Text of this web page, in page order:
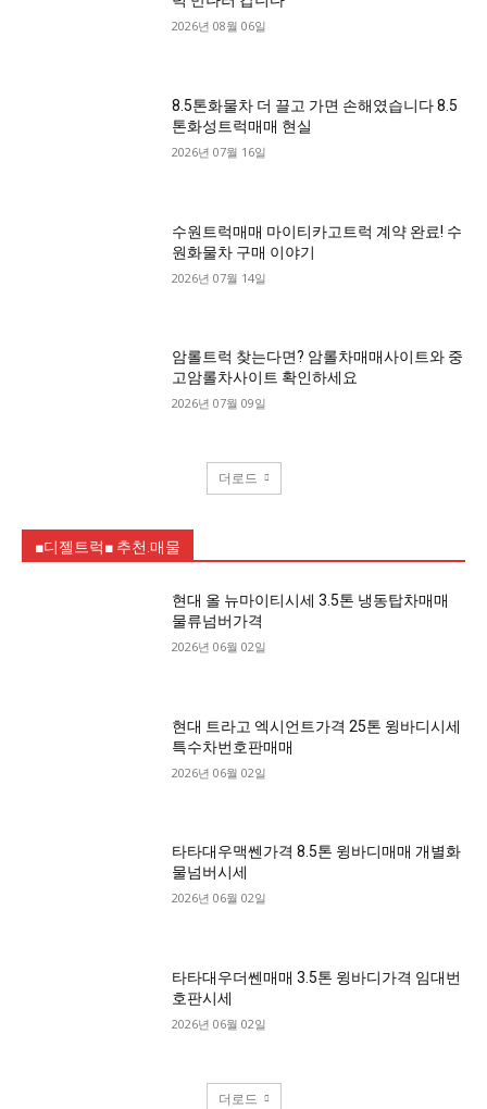
2026년 08월 06일
8.5톤화물차 더 끌고 가면 손해였습니다 8.5
톤화성트럭매매 현실
2026년 07월 16일
수원트럭매매 마이티카고트럭 계약 완료! 수
원화물차 구매 이야기
2026년 07월 14일
암롤트럭 찾는다면? 암롤차매매사이트와 중
고암롤차사이트 확인하세요
2026년 07월 09일
더로드
■디젤트럭■ 추천.매물
현대 올 뉴마이티시세 3.5톤 냉동탑차매매
물류넘버가격
2026년 06월 02일
현대 트라고 엑시언트가격 25톤 윙바디시세
특수차번호판매매
2026년 06월 02일
타타대우맥쎈가격 8.5톤 윙바디매매 개별화
물넘버시세
2026년 06월 02일
타타대우더쎈매매 3.5톤 윙바디가격 임대번
호판시세
2026년 06월 02일
더로드